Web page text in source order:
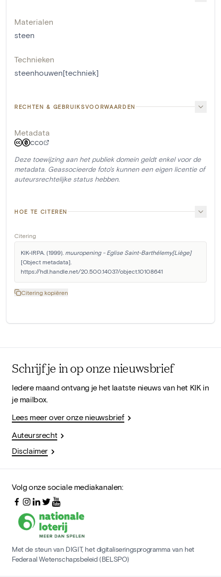
Materialen
steen
Technieken
steenhouwen[techniek]
RECHTEN & GEBRUIKSVOORWAARDEN
Metadata
CC0
Deze toewijzing aan het publiek domein geldt enkel voor de
metadata. Geassocieerde foto's kunnen een eigen licentie of
auteursrechtelijke status hebben.
HOE TE CITEREN
Citering
KIK-IRPA. (1999). muuropening - Eglise Saint-Barthélemy[Liège]
[Object metadata].
https://hdl.handle.net/20.500.14037/object.10108641
Citering kopiëren
Schrijf je in op onze nieuwsbrief
Iedere maand ontvang je het laatste nieuws van het KIK in
je mailbox.
Lees meer over onze nieuwsbrief
Auteursrecht
Disclaimer
Volg onze sociale mediakanalen:
Met de steun van DIGIT, het digitaliseringsprogramma van het
Federaal Wetenschapsbeleid (BELSPO)